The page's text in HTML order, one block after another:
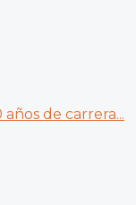
de carrera...